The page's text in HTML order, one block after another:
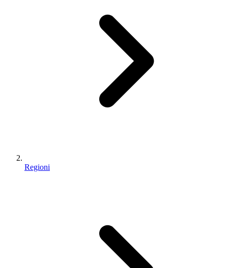
Regioni